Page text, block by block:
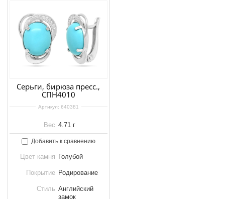
Серьги, бирюза пресс.,
СПН4010
Артикул: 640381
Вес 4.71 г
Добавить к сравнению
Цвет камня Голубой
Покрытие Родирование
Стиль Английский
замок